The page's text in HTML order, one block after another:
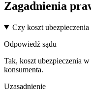
Zagadnienia
Czy koszt
Odpowiedź sądu
Tak, koszt ubezpieczenia
konsumenta.
Uzasadnienie